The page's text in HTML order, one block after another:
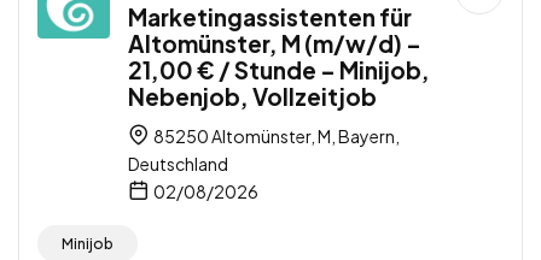
Marketingassistenten für
Altomünster, M (m/w/d) –
21,00 € / Stunde – Minijob,
Nebenjob, Vollzeitjob
85250 Altomünster, M, Bayern,
Deutschland
02/08/2026
Minijob